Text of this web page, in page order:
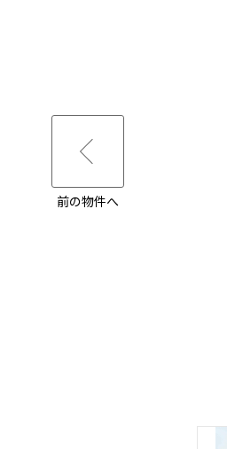
前の物件へ